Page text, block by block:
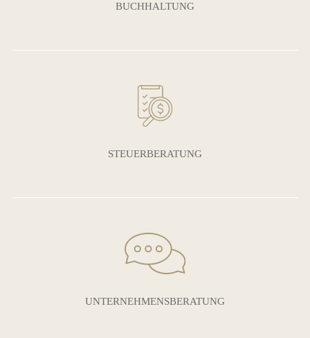
BUCHHALTUNG
STEUERBERATUNG
UNTERNEHMENSBERATUNG